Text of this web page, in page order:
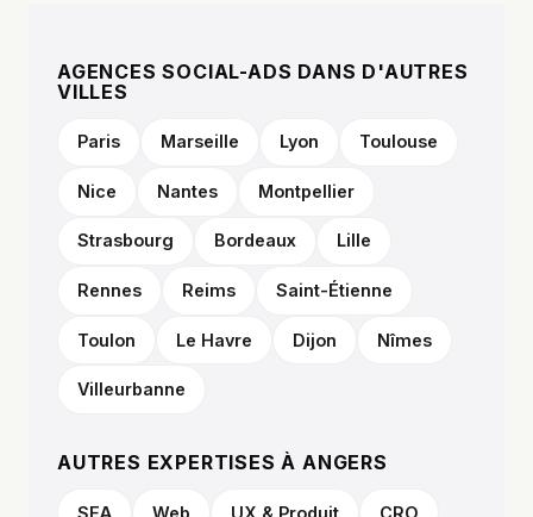
AGENCES SOCIAL-ADS DANS D'AUTRES
VILLES
Paris Marseille Lyon Toulouse
Nice Nantes Montpellier
Strasbourg Bordeaux Lille
Rennes Reims Saint-Étienne
Toulon Le Havre Dijon Nîmes
Villeurbanne
AUTRES EXPERTISES À ANGERS
SEA Web UX & Produit CRO